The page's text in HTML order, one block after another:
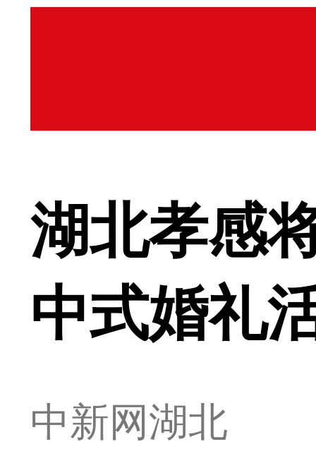
湖北孝感
中式婚礼
中新网湖北